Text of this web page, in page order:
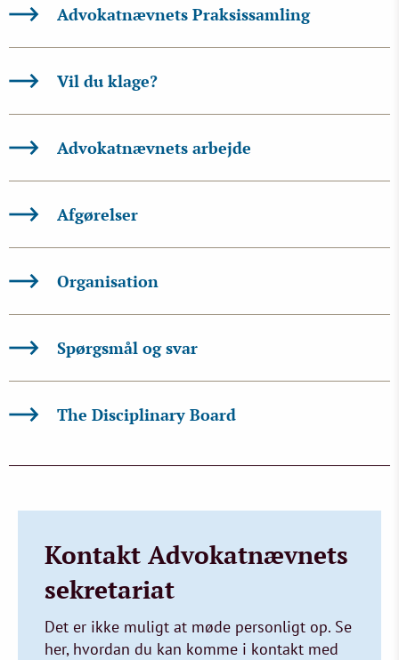
Advokatnævnets Praksissamling
Vil du klage?
Advokatnævnets arbejde
Afgørelser
Organisation
Spørgsmål og svar
The Disciplinary Board
Kontakt Advokatnævnets
sekretariat
Det er ikke muligt at møde personligt op. Se
her, hvordan du kan komme i kontakt med